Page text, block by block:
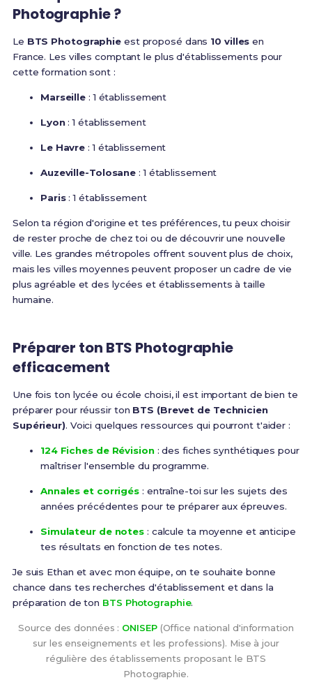
Photographie ?
Le BTS Photographie est proposé dans 10 villes en
France. Les villes comptant le plus d'établissements pour
cette formation sont :
Marseille : 1 établissement
Lyon: 1 établissement
Le Havre : 1 établissement
Auzeville-Tolosane : 1 établissement
Paris: 1 établissement
Selon ta région d'origine et tes préférences, tu peux choisir
de rester proche de chez toi ou de découvrir une nouvelle
ville. Les grandes métropoles offrent souvent plus de choix,
mais les villes moyennes peuvent proposer un cadre de vie
plus agréable et des lycées et établissements à taille
humaine.
Préparer ton BTS Photographie
efficacement
Une fois ton lycée ou école choisi, il est important de bien te
préparer pour réussir ton BTS (Brevet de Technicien
Supérieur). Voici quelques ressources qui pourront t'aider :
124 Fiches de Révision: des fiches synthétiques pour
maîtriser l'ensemble du programme.
Annales et corrigés : entraîne-toi sur les sujets des
années précédentes pour te préparer aux épreuves.
Simulateur de notes : calcule ta moyenne et anticipe
tes résultats en fonction de tes notes.
Je suis Ethan et avec mon équipe, on te souhaite bonne
chance dans tes recherches d'établissement et dans la
préparation de ton BTS Photographie.
Source des données : ONISEP(Office national d'information
sur les enseignements et les professions). Mise à jour
régulière des établissements proposant le BTS
Photographie.